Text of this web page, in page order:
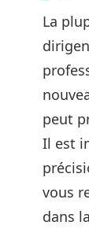
La
peut
Il est
vous
dans